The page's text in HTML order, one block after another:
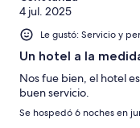
4 jul. 2025
Le gustó: Servicio y
Un hotel a la
Nos fue bien, el hotel
buen servicio.
Se hospedó 6 noches en